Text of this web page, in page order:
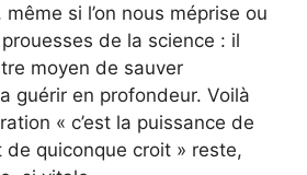
si l’on nous méprise ou
de la science : il
moyen de sauver
guérir en profondeur. Voilà
« c’est la puissance de
de quiconque croit » reste,